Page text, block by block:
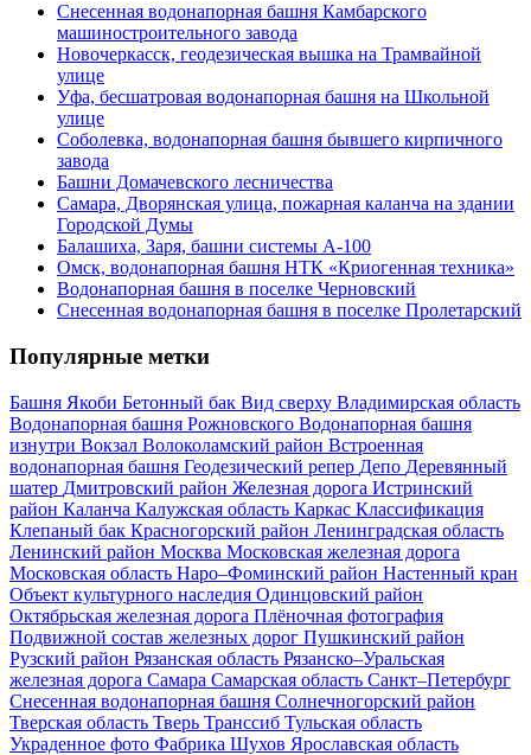
Снесенная водонапорная башня Камбарского
машиностроительного завода
Новочеркасск, геодезическая вышка на Трамвайной
улице
Уфа, бесшатровая водонапорная башня на Школьной
улице
Соболевка, водонапорная башня бывшего кирпичного
завода
Башни Домачевского лесничества
Самара, Дворянская улица, пожарная каланча на здании
Городской Думы
Балашиха, Заря, башни системы А-100
Омск, водонапорная башня НТК «Криогенная техника»
Водонапорная башня в поселке Черновский
Снесенная водонапорная башня в поселке Пролетарский
Популярные метки
Башня Якоби Бетонный бак Вид сверху Владимирская область
Водонапорная башня Рожновского Водонапорная башня
изнутри Вокзал Волоколамский район Встроенная
водонапорная башня Геодезический репер Депо Деревянный
шатер Дмитровский район Железная дорога Истринский
район Каланча Калужская область Каркас Классификация
Клепаный бак Красногорский район Ленинградская область
Ленинский район Москва Московская железная дорога
Московская область Наро–Фоминский район Настенный кран
Объект культурного наследия Одинцовский район
Октябрьская железная дорога Плёночная фотография
Подвижной состав железных дорог Пушкинский район
Рузский район Рязанская область Рязанско–Уральская
железная дорога Самара Самарская область Санкт–Петербург
Снесенная водонапорная башня Солнечногорский район
Тверская область Тверь Транссиб Тульская область
Украденное фото Фабрика Шухов Ярославская область